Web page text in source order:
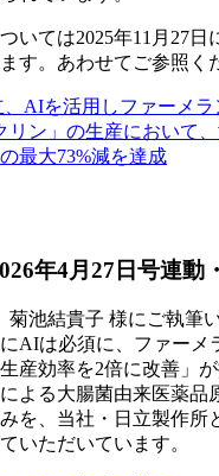
ついては2025年11月27日
す。 あわせて ご参照く
AIを活用しファーメラ
リン」の生産において、
最大73%減を達成
年4月27日号連動
菊池結貴子 様に ご執筆
AIは必須に、 ファーメ
生産効率を2倍に改善」が
よる大腸菌由来医薬品
を、 当社・日立製作所
いただいています。